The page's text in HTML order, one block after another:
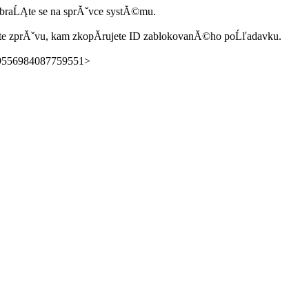
se na sprĂˇvce systĂ©mu.
zprĂˇvu, kam zkopĂ­rujete ID zablokovanĂ©ho poĹľadavku.